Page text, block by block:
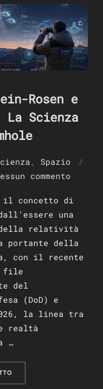
Rosen e
La Scienza
, Spazio
commento
il concetto di
una
della relatività
portante della
con il recente
file
del
(DoD) e
la linea tra
realtà
…